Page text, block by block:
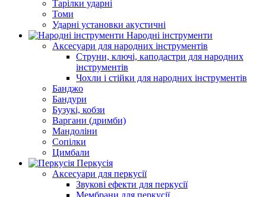
Тарілки ударні
Томи
Ударні установки акустичні
Народні інструменти
Аксесуари для народних інструментів
Струни, ключі, каподастри для народних
інструментів
Чохли і стійки для народних інструментів
Банджо
Бандури
Бузукі, кобзи
Варгани (дримби)
Мандоліни
Сопілки
Цимбали
Перкусія
Аксесуари для перкусії
Звукові ефекти для перкусії
Мембрани для перкусії